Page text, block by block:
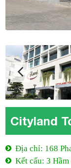
Cityland
Địa chỉ: 168
Kết cấu: 3